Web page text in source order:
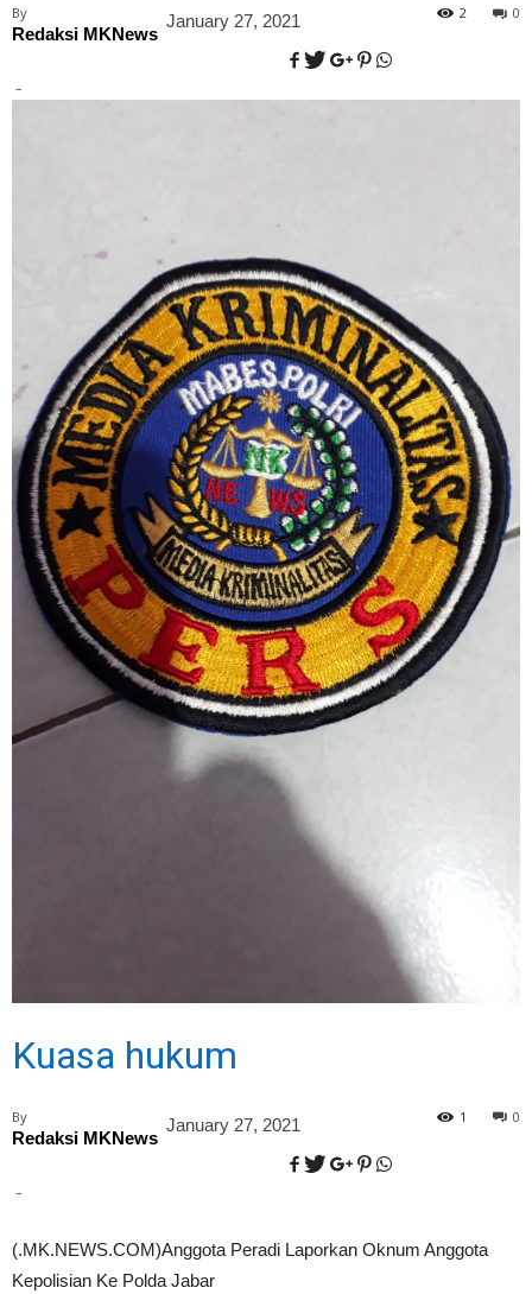
By
Redaksi MKNews
–
January 27, 2021 0
2
Kuasa hukum
By
Redaksi MKNews
–
January 27, 2021 0
1
(.MK.NEWS.COM)Anggota Peradi Laporkan Oknum Anggota
Kepolisian Ke Polda Jabar